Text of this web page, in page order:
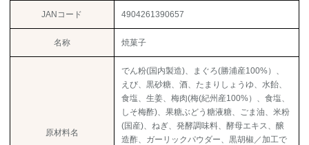
JANコード 4904261390657
名称 焼菓子
原材料名
でん粉(国内製造)、まぐろ(勝浦産100%）、
えび、黒砂糖、酒、たまりしょうゆ、水飴、
食塩、生姜、梅肉(梅(紀州産100%）、食塩、
しそ梅酢)、果糖ぶどう糖液糖、ごま油、米粉
(国産)、ねぎ、発酵調味料、酵母エキス、醸
造酢、ガーリックパウダー、黒胡椒／加工で